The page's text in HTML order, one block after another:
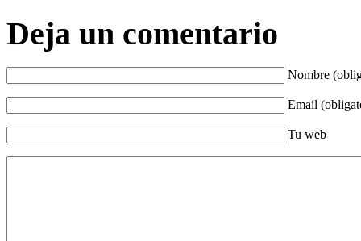
Deja un comentario
Nombre
Email
Tu web